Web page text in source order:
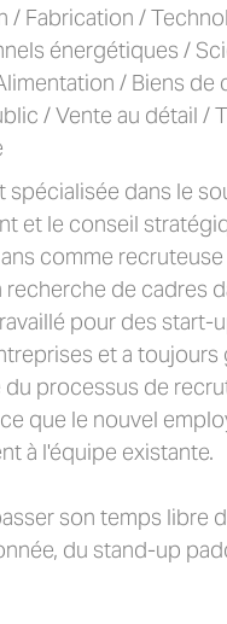
/ Fabrication /
énergétiques /
/ Biens de
/ Vente au détail /
spécialisée dans le
et le conseil
comme
de cadres
pour des start-
et a toujours
du processus de
que le nouvel
à l'équipe existante.
son temps libre
du stand-up